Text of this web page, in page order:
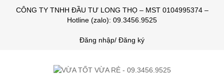
CÔNG TY TNHH ĐẦU TƯ LONG THỌ – MST 0104995374 –
Hotline (zalo): 09.3456.9525
Đăng nhập/ Đăng ký